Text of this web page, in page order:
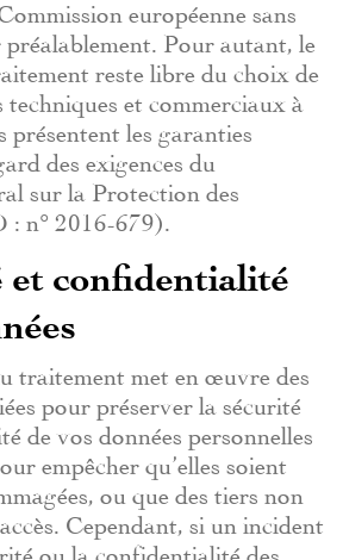
européenne sans
préalablement. Pour autant, le
reste libre du choix de
techniques et commerciaux à
présentent les garanties
des exigences du
sur la Protection des
: n° 2016-679).
et confidentialité
traitement met en œuvre des
pour préserver la sécurité
de vos données personnelles
empêcher qu’elles soient
ou que des tiers non
Cependant, si un incident
ou la confidentialité des